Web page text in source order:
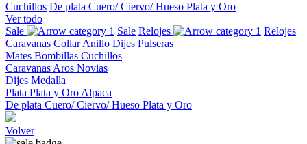
Cuchillos De plata Cuero/ Ciervo/ Hueso Plata y Oro
Ver todo
Sale
Sale Relojes
Relojes
Caravanas CollarAnillo Dijes Pulseras
Mates Bombillas Cuchillos
Caravanas Aros Novias
Dijes Medalla
Plata Plata y Oro Alpaca
De plata Cuero/ Ciervo/ Hueso Plata y Oro
Volver